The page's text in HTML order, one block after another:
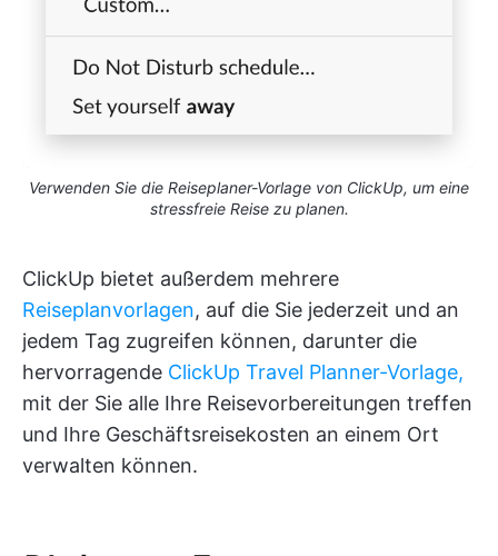
Verwenden Sie die Reiseplaner-Vorlage von ClickUp, um eine
stressfreie Reise zu planen.
ClickUp bietet außerdem mehrere
Reiseplanvorlagen, auf die Sie jederzeit und an
jedem Tag zugreifen können, darunter die
hervorragende ClickUp Travel Planner-Vorlage,
mit der Sie alle Ihre Reisevorbereitungen treffen
und Ihre Geschäftsreisekosten an einem Ort
verwalten können.